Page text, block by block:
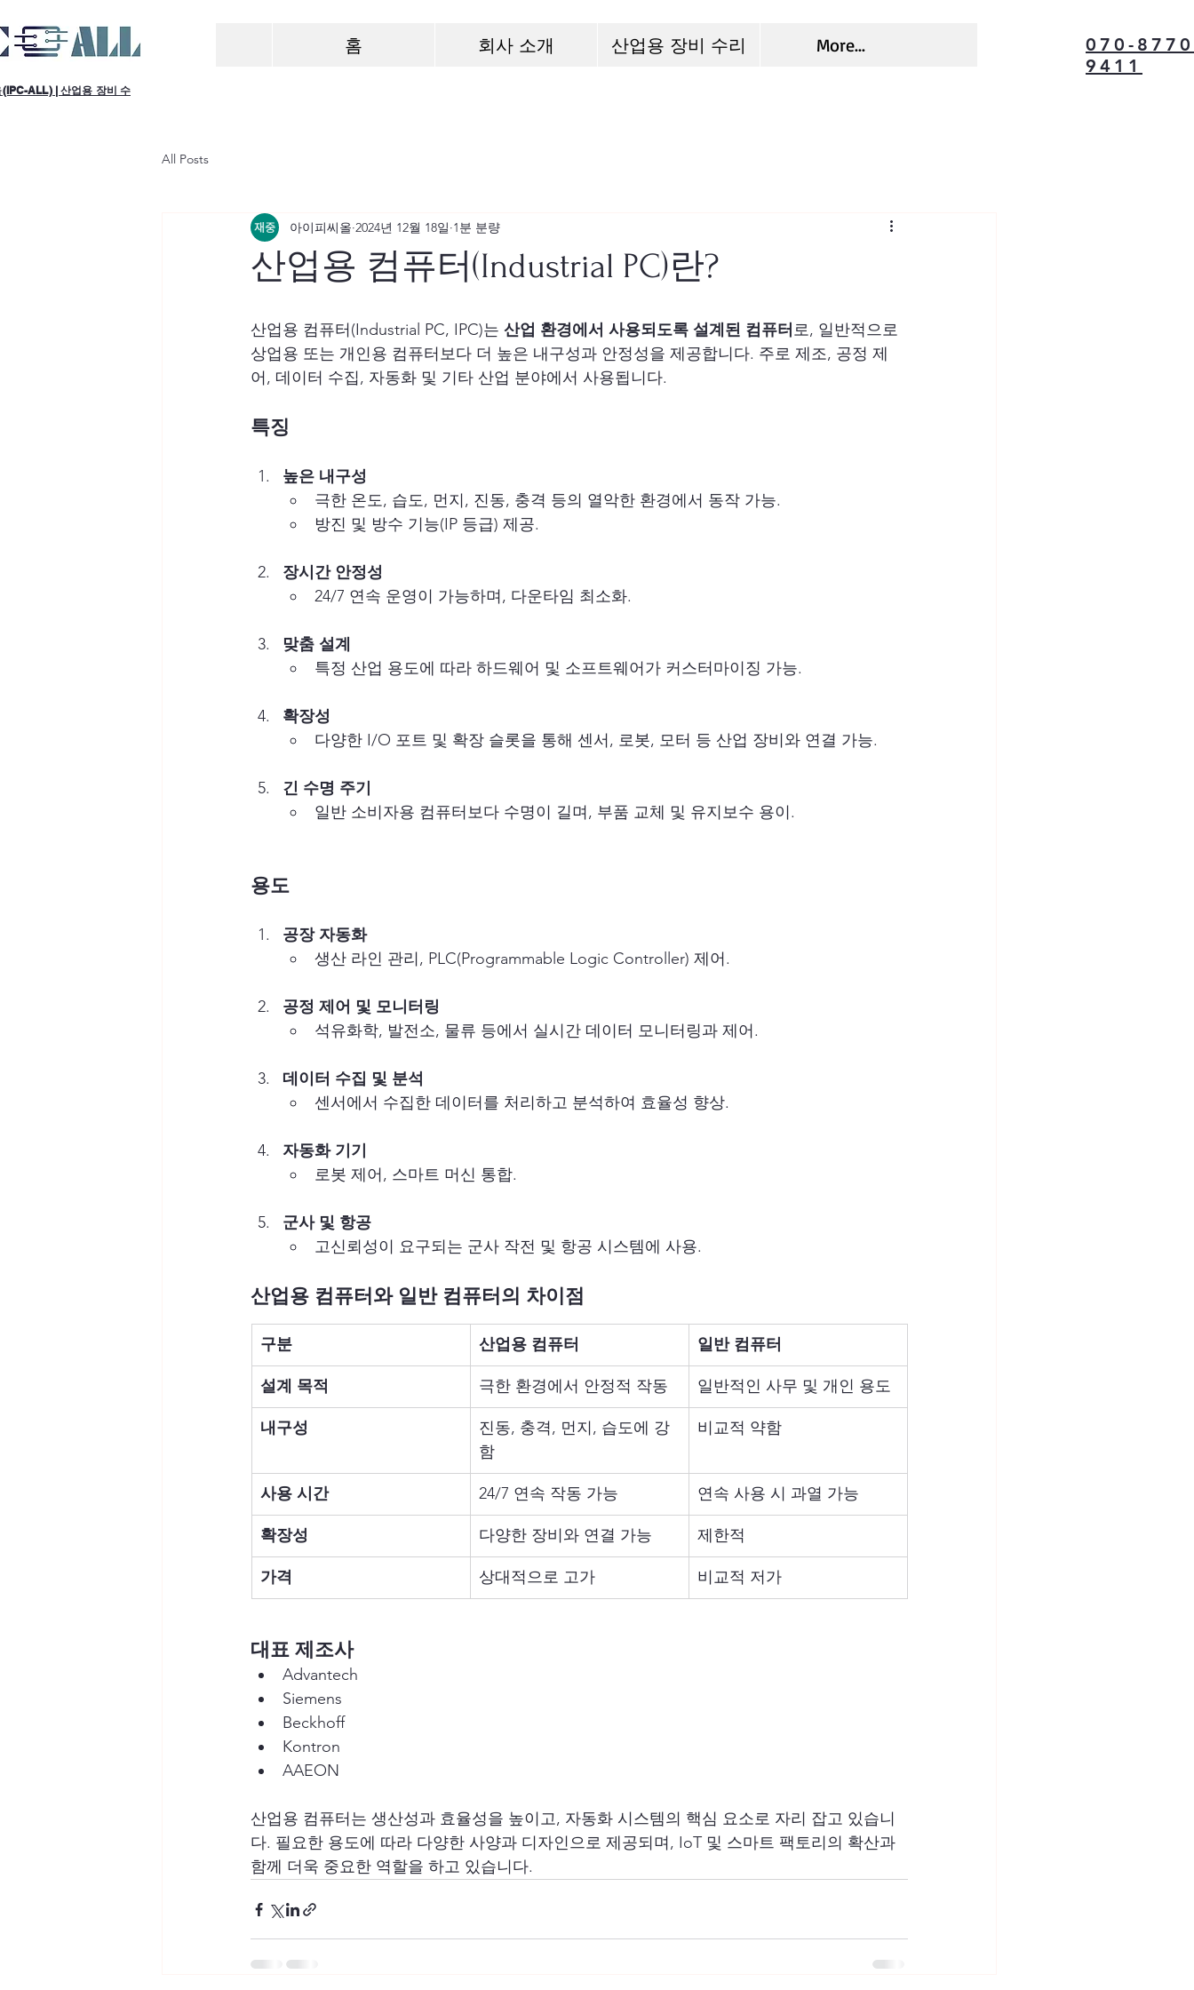
ALL) | 산업용 장비 수
홈 회사 소개 산업용 장비 수리 More...
070-
9411
All Posts
산업용 컴퓨터(Industrial PC)란?
아이피씨올 2024년 12월 18일 1분 분량
산업용 컴퓨터(Industrial PC, IPC)는 산업 환경에서 사용되도록 설계된 컴퓨터 로, 일반적으로
상업용 또는 개인용 컴퓨터보다 더 높은 내구성과 안정성을 제공합니다. 주로 제조, 공정 제
어, 데이터 수집, 자동화 및 기타 산업 분야에서 사용됩니다.
특징
높은 내구성
극한 온도, 습도, 먼지, 진동, 충격 등의 열악한 환경에서 동작 가능.
방진 및 방수 기능(IP 등급) 제공.
장시간 안정성
24/7 연속 운영이 가능하며, 다운타임 최소화.
맞춤 설계
특정 산업 용도에 따라 하드웨어 및 소프트웨어가 커스터마이징 가능.
확장성
다양한 I/O 포트 및 확장 슬롯을 통해 센서, 로봇, 모터 등 산업 장비와 연결 가능.
긴 수명 주기
일반 소비자용 컴퓨터보다 수명이 길며, 부품 교체 및 유지보수 용이.
용도
공장 자동화
생산 라인 관리, PLC(Programmable Logic Controller) 제어.
공정 제어 및 모니터링
석유화학, 발전소, 물류 등에서 실시간 데이터 모니터링과 제어.
데이터 수집 및 분석
센서에서 수집한 데이터를 처리하고 분석하여 효율성 향상.
자동화 기기
로봇 제어, 스마트 머신 통합.
군사 및 항공
고신뢰성이 요구되는 군사 작전 및 항공 시스템에 사용.
산업용 컴퓨터와 일반 컴퓨터의 차이점
구분 산업용 컴퓨터 일반 컴퓨터
설계 목적 극한 환경에서 안정적 작동 일반적인 사무 및 개인 용도
내구성
진동, 충격, 먼지, 습도에 강
함
비교적 약함
사용 시간 24/7 연속 작동 가능 연속 사용 시 과열 가능
확장성 다양한 장비와 연결 가능 제한적
가격 상대적으로 고가 비교적 저가
대표 제조사
Advantech
Siemens
Beckhoff
Kontron
AAEON
산업용 컴퓨터는 생산성과 효율성을 높이고, 자동화 시스템의 핵심 요소로 자리 잡고 있습니
다. 필요한 용도에 따라 다양한 사양과 디자인으로 제공되며, IoT 및 스마트 팩토리의 확산과
함께 더욱 중요한 역할을 하고 있습니다.